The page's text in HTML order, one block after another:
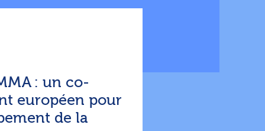
: un co-
européen pour
de la